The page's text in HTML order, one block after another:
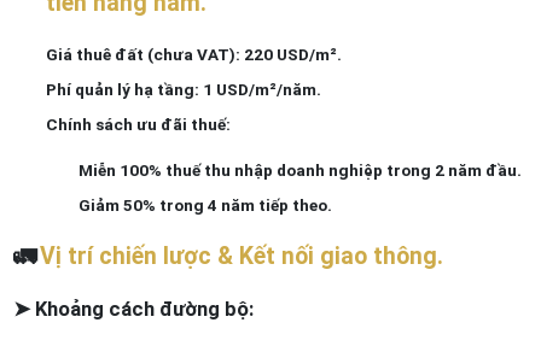
Giá thuê đất (chưa VAT): 220 USD/m².
Phí quản lý hạ tầng: 1 USD/m²/năm.
Chính sách ưu đãi thuế:
Miễn 100% thuế thu nhập doanh nghiệp trong 2 năm đầu.
Giảm 50% trong 4 năm tiếp theo.
🚛Vị trí chiến lược & Kết nối giao thông.
➤ Khoảng cách đường bộ: